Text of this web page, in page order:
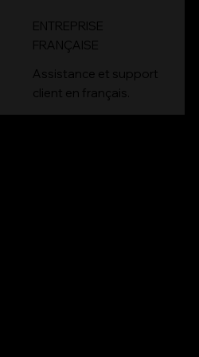
ENTREPRISE
FRANÇAISE
Assistance et support
client en français.